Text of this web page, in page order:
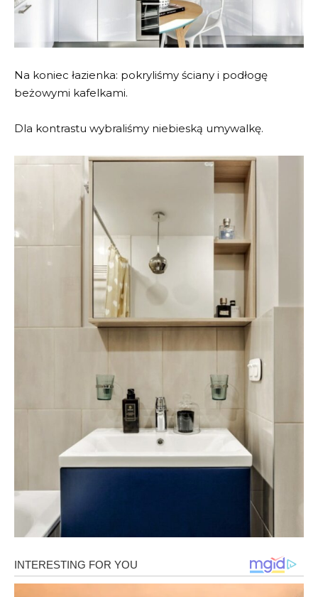
Na koniec łazienka: pokryliśmy ściany i podłogę
beżowymi kafelkami.
Dla kontrastu wybraliśmy niebieską umywalkę.